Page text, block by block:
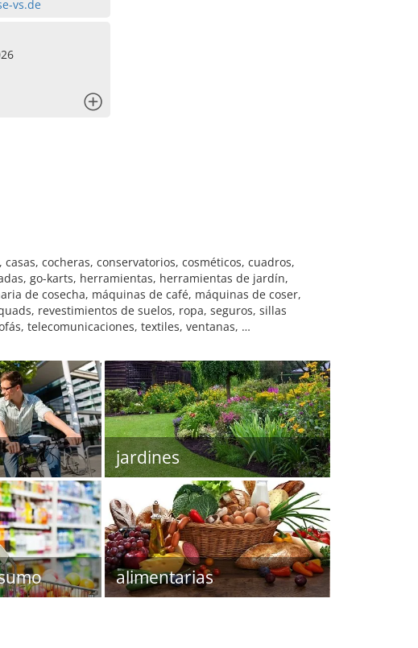
vs.de
cocheras, conservatorios, cosméticos, cuadros,
go-karts, herramientas, herramientas de jardín,
de cosecha, máquinas de café, máquinas de coser,
revestimientos de suelos, ropa, seguros, sillas
telecomunicaciones, textiles, ventanas, …
jardines
alimentarias